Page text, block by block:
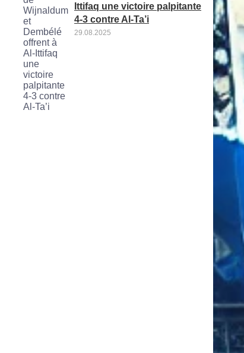
Ittifaq une victoire palpitante
4-3 contre Al-Ta’i
29.08.2025